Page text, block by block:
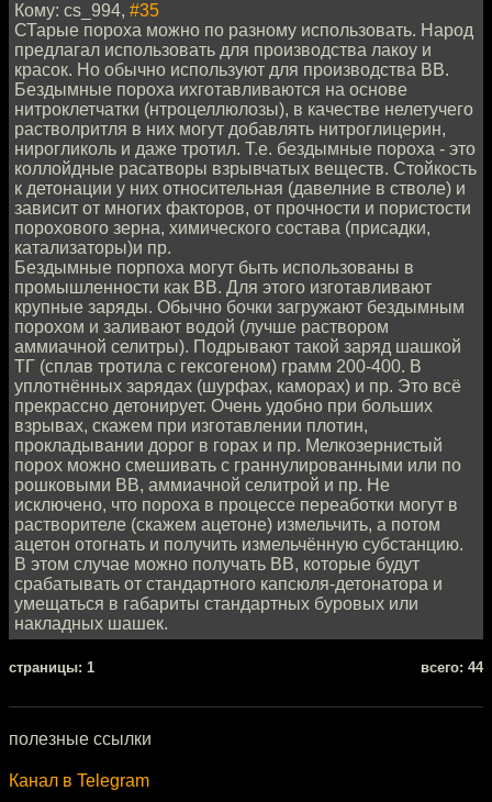
Кому: cs_994, #35
СТарые пороха можно по разному использовать. Народ
предлагал использовать для производства лакоу и
красок. Но обычно используют для производства ВВ.
Бездымные пороха ихготавливаются на основе
нитроклетчатки (нтроцеллюлозы), в качестве нелетучего
растволритля в них могут добавлять нитроглицерин,
нирогликоль и даже тротил. Т.е. бездымные пороха - это
коллойдные расатворы взрывчатых веществ. Стойкость
к детонации у них относительная (давелние в стволе) и
зависит от многих факторов, от прочности и пористости
порохового зерна, химического состава (присадки,
катализаторы)и пр.
Бездымные порпоха могут быть использованы в
промышленности как ВВ. Для этого изготавливают
крупные заряды. Обычно бочки загружают бездымным
порохом и заливают водой (лучше раствором
аммиачной селитры). Подрывают такой заряд шашкой
ТГ (сплав тротила с гексогеном) грамм 200-400. В
уплотнённых зарядах (шурфах, каморах) и пр. Это всё
прекрассно детонирует. Очень удобно при больших
взрывах, скажем при изготавлении плотин,
прокладывании дорог в горах и пр. Мелкозернистый
порох можно смешивать с граннулированными или по
рошковыми ВВ, аммиачной селитрой и пр. Не
исключено, что пороха в процессе переаботки могут в
растворителе (скажем ацетоне) измельчить, а потом
ацетон отогнать и получить измельчённую субстанцию.
В этом случае можно получать ВВ, которые будут
срабатывать от стандартного капсюля-детонатора и
умещаться в габариты стандартных буровых или
накладных шашек.
cтраницы: 1 всего: 44
полезные ссылки
Канал в Telegram